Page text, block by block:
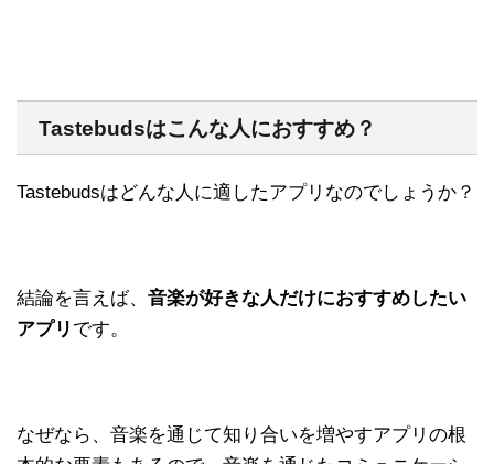
Tastebudsはこんな人におすすめ？
Tastebudsはどんな人に適したアプリなのでしょうか？
結論を言えば、 音楽が好きな人だけにおすすめしたい
アプリ です。
なぜなら、音楽を通じて知り合いを増やすアプリの根